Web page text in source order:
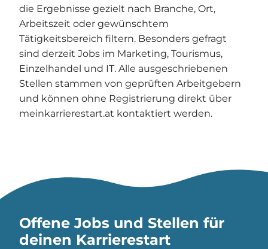
die Ergebnisse gezielt nach Branche, Ort,
Arbeitszeit oder gewünschtem
Tätigkeitsbereich filtern. Besonders gefragt
sind derzeit Jobs im Marketing, Tourismus,
Einzelhandel und IT. Alle ausgeschriebenen
Stellen stammen von geprüften Arbeitgebern
und können ohne Registrierung direkt über
meinkarrierestart.at kontaktiert werden.
Offene Jobs und Stellen für
deinen Karrierestart